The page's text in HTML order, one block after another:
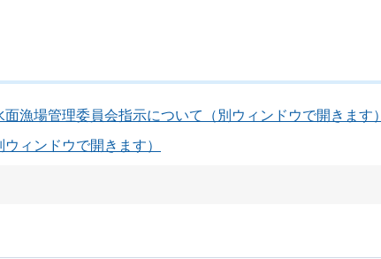
漁場管理委員会指示について（別ウィンドウで開きます）
ィンドウで開きます）